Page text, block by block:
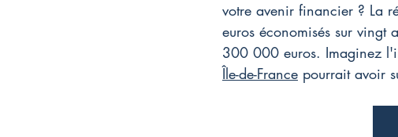
votre avenir financier ? La
euros économisés sur
300 000 euros. Imaginez
Île-de-France pourrait avoir